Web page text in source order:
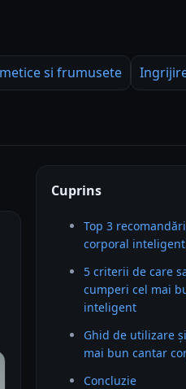
si frumusete
Cuprins
Top 3
corporal inteligent
5 criterii de care
cumperi cel mai
inteligent
Ghid de utilizare
mai bun cantar
Concluzie